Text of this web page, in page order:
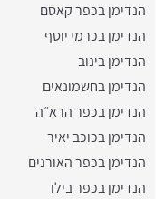
הנדימן בכפר קאסם
הנדימן בכרמי יוסף
הנדימן בינוב
הנדימן בחשמונאים
הנדימן בכפר הרא״ה
הנדימן בכוכב יאיר
הנדימן בכפר האורנים
הנדימן בכפר בילו